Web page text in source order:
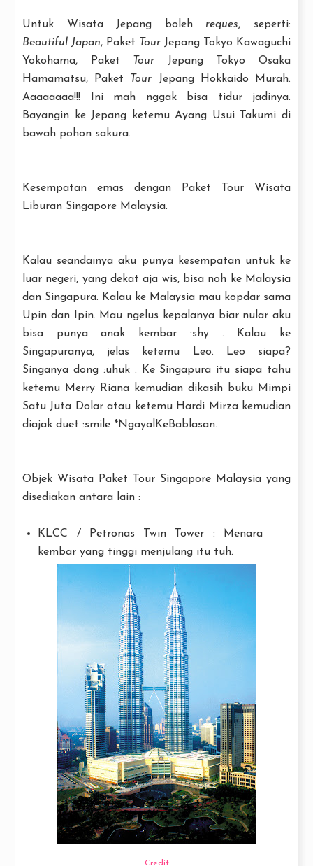
Untuk Wisata Jepang boleh reques, seperti:
Beautiful Japan, Paket Tour Jepang Tokyo Kawaguchi
Yokohama, Paket
Tour Jepang Tokyo Osaka
Hamamatsu, Paket
Tour Jepang Hokkaido Murah.
Aaaaaaaa!!! Ini mah nggak bisa tidur jadinya.
Bayangin ke Jepang ketemu Ayang Usui Takumi di
bawah pohon sakura.
Kesempatan emas dengan Paket Tour Wisata
Liburan Singapore Malaysia.
Kalau seandainya aku punya kesempatan untuk ke
luar negeri, yang dekat aja wis, bisa noh ke Malaysia
dan Singapura. Kalau ke Malaysia mau kopdar sama
Upin dan Ipin. Mau ngelus kepalanya biar nular aku
bisa punya anak kembar :shy . Kalau ke
Singapuranya, jelas ketemu Leo. Leo siapa?
Singanya dong :uhuk . Ke Singapura itu siapa tahu
ketemu Merry Riana kemudian dikasih buku Mimpi
Satu Juta Dolar atau ketemu Hardi Mirza kemudian
diajak duet :smile *NgayalKeBablasan.
Objek Wisata Paket Tour Singapore Malaysia yang
disediakan antara lain :
KLCC / Petronas Twin Tower : Menara
kembar yang tinggi menjulang itu tuh.
Credit